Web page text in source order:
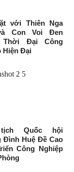
với Thiên Nga
Con Voi Đen
Thời Đại Công
Hiện Đại
Quốc hội
Đình Huệ Đề Cao
Công Nghiệp